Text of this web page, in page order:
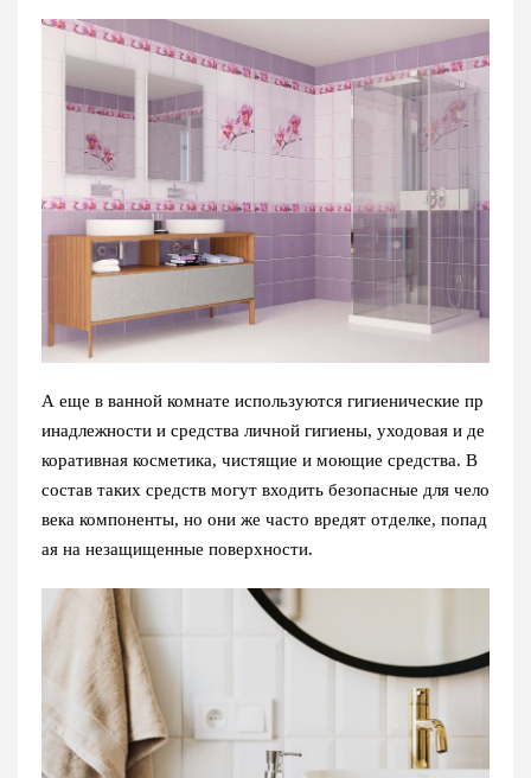
А еще в ванной комнате используются гигиенические пр
инадлежности и средства личной гигиены, уходовая и де
коративная косметика, чистящие и моющие средства. В
состав таких средств могут входить безопасные для чело
века компоненты, но они же часто вредят отделке, попад
ая на незащищенные поверхности.